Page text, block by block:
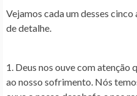
Vejamos cada um desses
de detalhe.
1. Deus nos ouve com atenção
ao nosso sofrimento. Nós